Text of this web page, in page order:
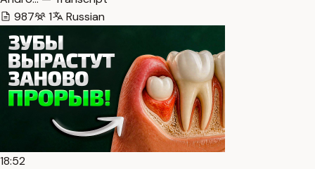
987
1 Russian
18:52